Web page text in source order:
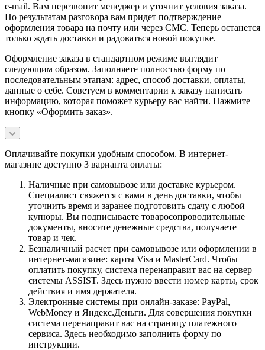
e-mail. Вам перезвонит менеджер и уточнит условия заказа.
По результатам разговора вам придет подтверждение
оформления товара на почту или через СМС. Теперь останется
только ждать доставки и радоваться новой покупке.
Оформление заказа в стандартном режиме выглядит
следующим образом. Заполняете полностью форму по
последовательным этапам: адрес, способ доставки, оплаты,
данные о себе. Советуем в комментарии к заказу написать
информацию, которая поможет курьеру вас найти. Нажмите
кнопку «Оформить заказ».
Оплачивайте покупки удобным способом. В интернет-
магазине доступно 3 варианта оплаты:
Наличные при самовывозе или доставке курьером.
Специалист свяжется с вами в день доставки, чтобы
уточнить время и заранее подготовить сдачу с любой
купюры. Вы подписываете товаросопроводительные
документы, вносите денежные средства, получаете
товар и чек.
Безналичный расчет при самовывозе или оформлении в
интернет-магазине: карты Visa и MasterCard. Чтобы
оплатить покупку, система перенаправит вас на сервер
системы ASSIST. Здесь нужно ввести номер карты, срок
действия и имя держателя.
Электронные системы при онлайн-заказе: PayPal,
WebMoney и Яндекс.Деньги. Для совершения покупки
система перенаправит вас на страницу платежного
сервиса. Здесь необходимо заполнить форму по
инструкции.